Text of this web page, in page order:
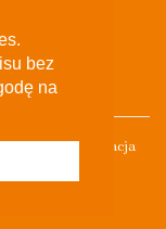
bez
na
Projekt & Realizacja